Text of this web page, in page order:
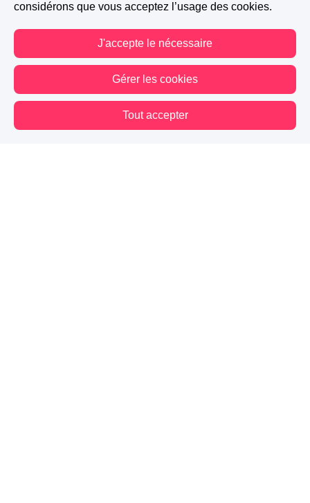
considérons que vous acceptez l’usage des cookies.
J'accepte le nécessaire
Gérer les cookies
Tout accepter